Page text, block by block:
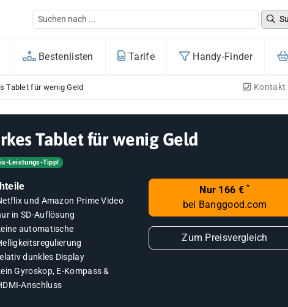
Bestenlisten Tarife Handy-Finder
Tablet für wenig Geld Kontakt
Tablet für wenig Geld
Leistungs-Tipp!
und Amazon Prime Video
in SD-Auflösung
automatische
dunkles Display
Gyroskop, E-Kompass &
Anschluss
Nur 166 € *
bei Banggood.com
Zum Preisvergleich